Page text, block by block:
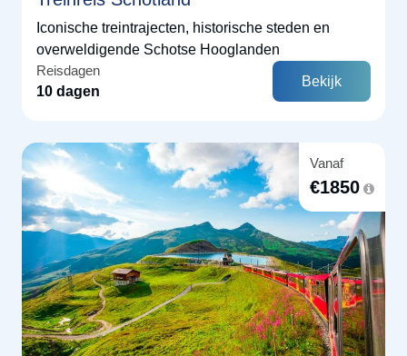
Iconische treintrajecten, historische steden en
overweldigende Schotse Hooglanden
Reisdagen
10 dagen
Bekijk
Vanaf
€1850